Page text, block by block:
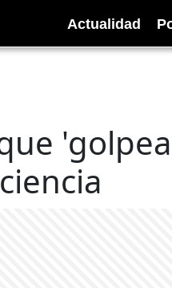
Actualidad